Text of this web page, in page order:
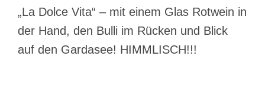
„La Dolce Vita“ – mit einem Glas Rotwein in
der Hand, den Bulli im Rücken und Blick
auf den Gardasee! HIMMLISCH!!!